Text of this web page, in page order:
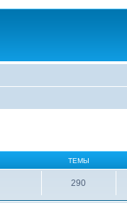
ТЕМЫ
290